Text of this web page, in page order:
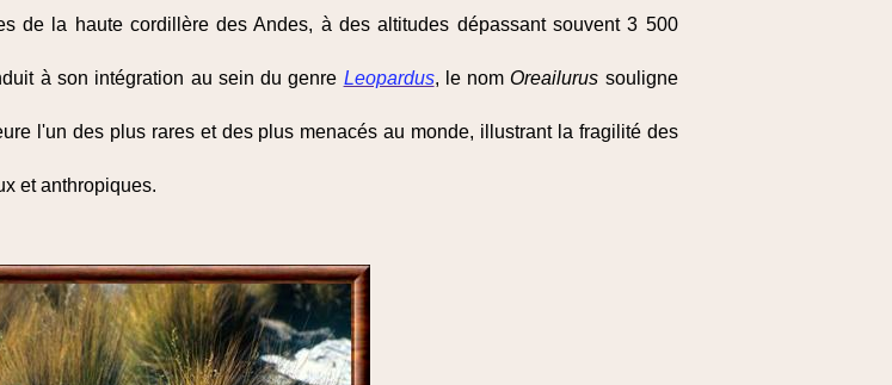
de la haute cordillère des Andes, à des altitudes dépassant souvent 3 500
à son intégration au sein du genre Leopardus, le nomOreailurus souligne
l'un des plus rares et des plus menacés au monde, illustrant la fragilité des
et anthropiques.